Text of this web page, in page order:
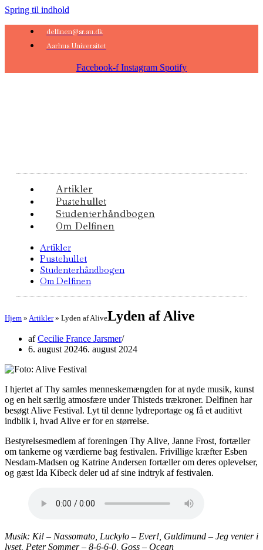
Spring til indhold
delfinen@sr.au.dk
Aarhus Universitet
Facebook-f Instagram Spotify
Artikler
Pustehullet
Studenterhåndbogen
Om Delfinen
Artikler
Pustehullet
Studenterhåndbogen
Om Delfinen
Hjem » Artikler» Lyden af AliveLyden af Alive
afCecilie France Jarsmer
6. august 20246. august 2024
I hjertet af Thy samles menneskemængden for at nyde musik, kunst
og en helt særlig atmosfære under Thisteds trækroner. Delfinen har
besøgt Alive Festival. Lyt til denne lydreportage og få et auditivt
indblik i, hvad Alive er for en størrelse.
Bestyrelsesmedlem af foreningen Thy Alive, Janne Frost, fortæller
om tankerne og værdierne bag festivalen. Frivillige kræfter Esben
Nesdam-Madsen og Katrine Andersen fortæller om deres oplevelser,
og gæst Ida Kibeck deler ud af sine indtryk af festivalen.
Musik: Ki! – Nassomato, Luckylo – Ever!, Guldimund – Jeg venter i
lyset, Peter Sommer – 8-6-6-0, Goss – Ocean